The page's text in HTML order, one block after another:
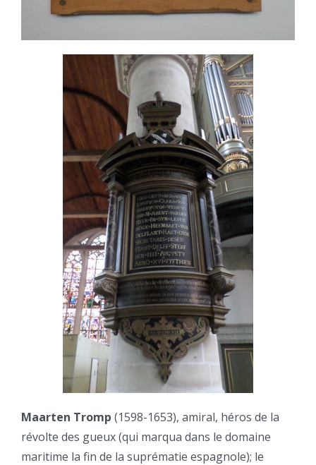
Maarten Tromp (1598-1653), amiral, héros de la
révolte des gueux (qui marqua dans le domaine
maritime la fin de la suprématie espagnole); le